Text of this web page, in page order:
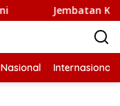
Jembatan Krueng
Nasional Internasional